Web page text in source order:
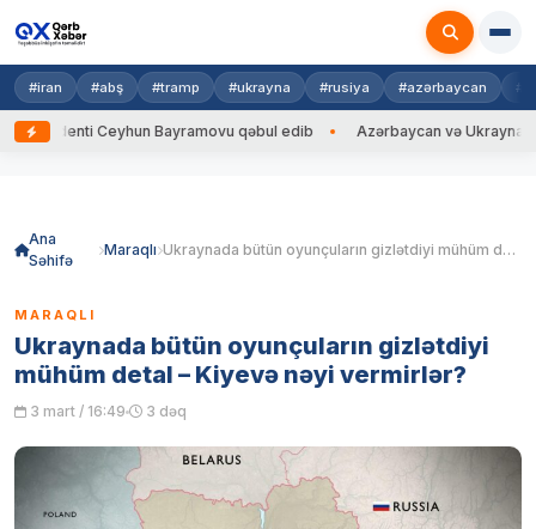
#iran #abş #tramp #ukrayna #rusiya #azərbaycan
Ceyhun Bayramovu qəbul edib Azərbaycan və Ukrayna XİN
Ana
Səhifə
Maraqlı Ukraynada bütün oyunçuların gizlətdiyi mühüm detal – Kiyevə nəyi vermirlər?
MARAQLI
Ukraynada bütün oyunçuların gizlətdiyi
mühüm detal – Kiyevə nəyi vermirlər?
3 mart / 16:49 3 dəq